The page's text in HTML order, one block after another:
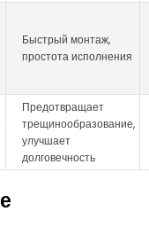
Быстрый монтаж,
простота исполнения
Предотвращает
трещинообразование,
улучшает
долговечность